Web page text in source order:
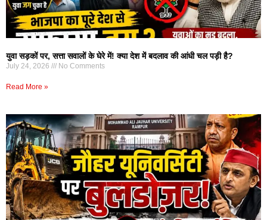
युवा सड़कों पर, सत्ता सवालों के घेरे में! क्या देश में बदलाव की आंधी चल पड़ी है?
July 24, 2026 No Comments
Read More »